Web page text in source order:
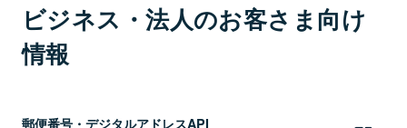
ビジネス・法人のお客さま向け
情報
郵便番号・デジタルアドレスAPI